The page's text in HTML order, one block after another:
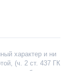
характер и ни
(ч. 2 ст. 437 ГК